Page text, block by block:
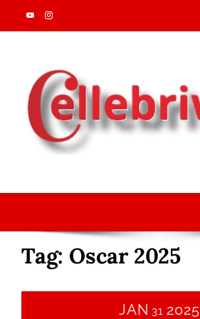
Skip
to
Tag: Oscar 2025
JAN 31 2025